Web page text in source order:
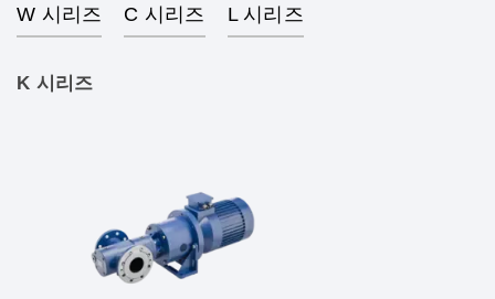
W 시리즈 C 시리즈 L 시리즈
K 시리즈